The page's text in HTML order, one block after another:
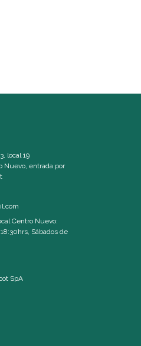
local 19
Nuevo, entrada por
Centro Nuevo:
Sábados de
SpA